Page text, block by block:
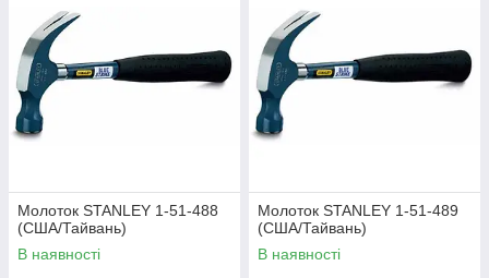
Молоток STANLEY 1-51-488
(США/Тайвань)
В наявності
Молоток STANLEY 1-51-489
(США/Тайвань)
В наявності